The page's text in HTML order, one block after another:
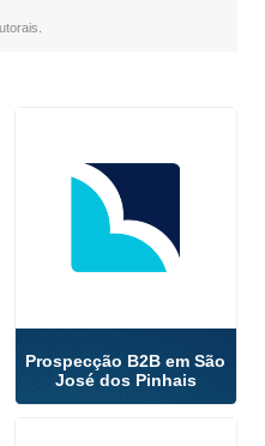
Prospecção B2B em São
José dos Pinhais